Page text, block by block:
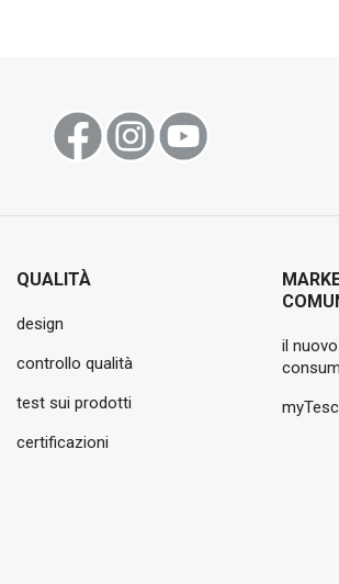
QUALITÀ
design
controllo qualità
test sui prodotti
certificazioni
il